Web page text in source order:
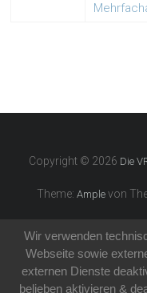
Copyright © 2026 Die
Theme:Ample von
Wir verwenden
Webseite sowie
externen Dienste
belieben aktivieren &